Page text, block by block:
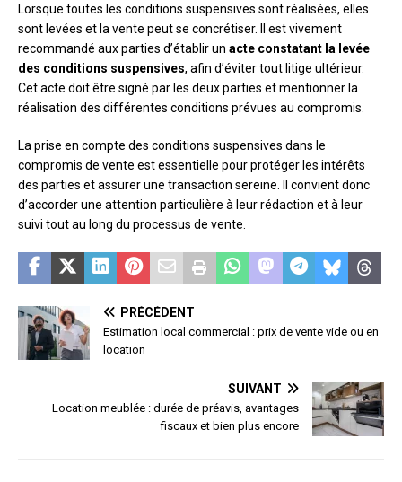
Lorsque toutes les conditions suspensives sont réalisées, elles
sont levées et la vente peut se concrétiser. Il est vivement
recommandé aux parties d’établir un acte constatant la levée
des conditions suspensives, afin d’éviter tout litige ultérieur.
Cet acte doit être signé par les deux parties et mentionner la
réalisation des différentes conditions prévues au compromis.
La prise en compte des conditions suspensives dans le
compromis de vente est essentielle pour protéger les intérêts
des parties et assurer une transaction sereine. Il convient donc
d’accorder une attention particulière à leur rédaction et à leur
suivi tout au long du processus de vente.
PRÉCÉDENT
Estimation local commercial : prix de vente vide ou en
location
SUIVANT
Location meublée : durée de préavis, avantages
fiscaux et bien plus encore